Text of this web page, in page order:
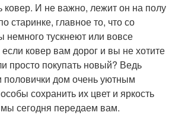
ковер. И не важно, лежит он на полу
старинке, главное то, что со
немного тускнеют или вовсе
ковер вам дорог и вы не хотите
просто покупать новый? Ведь
половички дом очень уютным
сохранить их цвет и яркость
сегодня передаем вам.